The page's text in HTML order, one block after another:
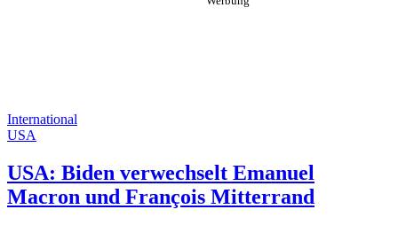
International
USA
USA: Biden verwechselt Emanuel
Macron und François Mitterrand